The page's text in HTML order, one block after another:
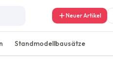
Neuer Artikel
Standmodellbausätze